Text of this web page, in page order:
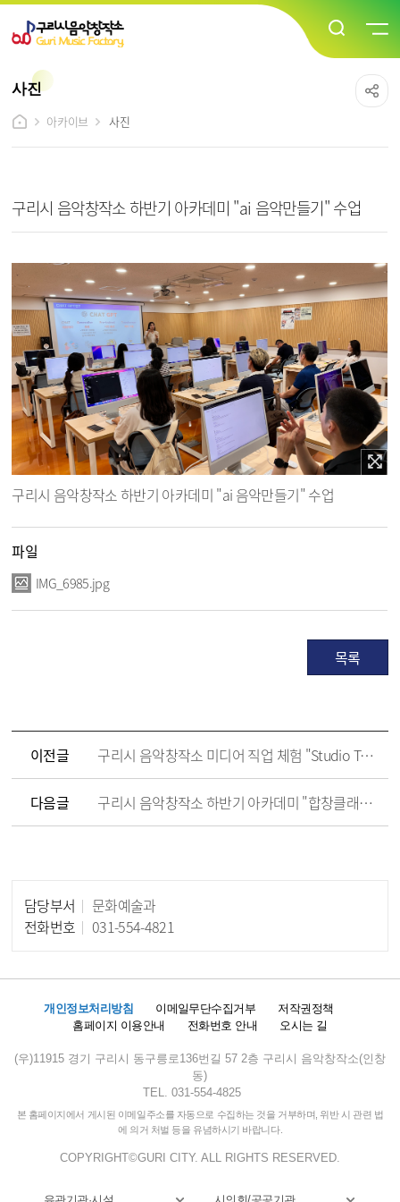
사진
아카이브
사진
구리시 음악창작소 하반기 아카데미 "ai 음악만들기" 수업
구리시 음악창작소 하반기 아카데미 "ai 음악만들기" 수업
파일
IMG_6985.jpg
목록
이전글 구리시 음악창작소 미디어 직업 체험 "Studio Tour"
다음글 구리시 음악창작소 하반기 아카데미 "합창클래스" 수업
담당부서
문화예술과
전화번호
031-554-4821
개인정보처리방침 이메일무단수집거부
저작권정책
홈페이지 이용안내
전화번호 안내 오시는 길
(우)11915 경기 구리시 동구릉로136번길 57 2층 구리시 음악창작소(인창
동)
TEL. 031-554-4825
본 홈페이지에서 게시된 이메일주소를 자동으로 수집하는 것을 거부하며, 위반 시 관련 법
에 의거 처벌 등을 유념하시기 바랍니다.
COPYRIGHT©GURI CITY. ALL RIGHTS RESERVED.